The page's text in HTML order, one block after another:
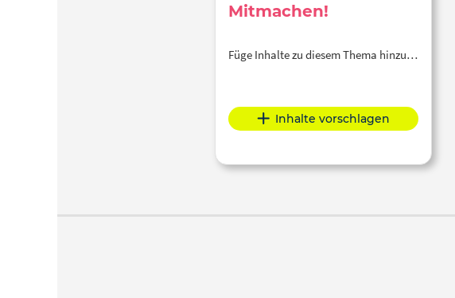
Mitmachen!
Füge Inhalte zu diesem Thema hinzu…
Inhalte vorschlagen